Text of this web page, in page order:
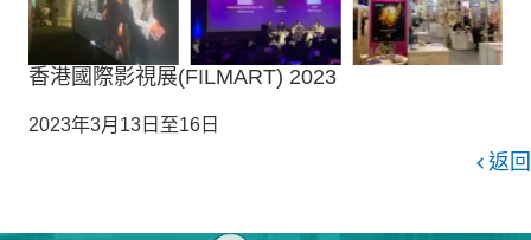
香港國際影視展(FILMART) 2023
2023年3月13日至16日
返回